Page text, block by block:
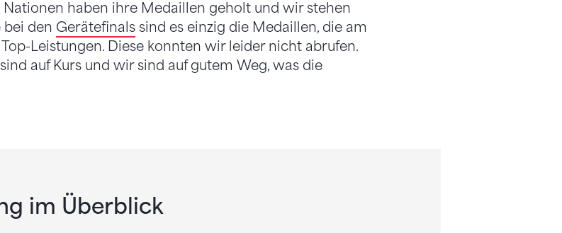
haben ihre Medaillen geholt und wir stehen
bei den Gerätefinalssind es einzig die Medaillen, die am
Leistungen. Diese konnten wir leider nicht abrufen.
auf Kurs und wir sind auf gutem Weg, was die
im Überblick